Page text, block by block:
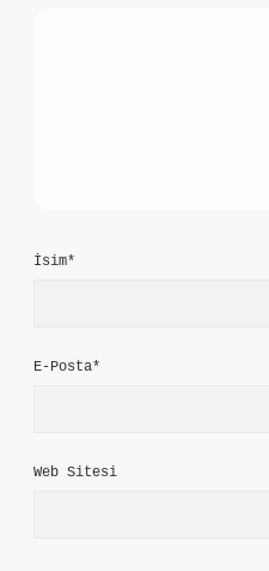
İsim*
E-Posta*
Web Sitesi